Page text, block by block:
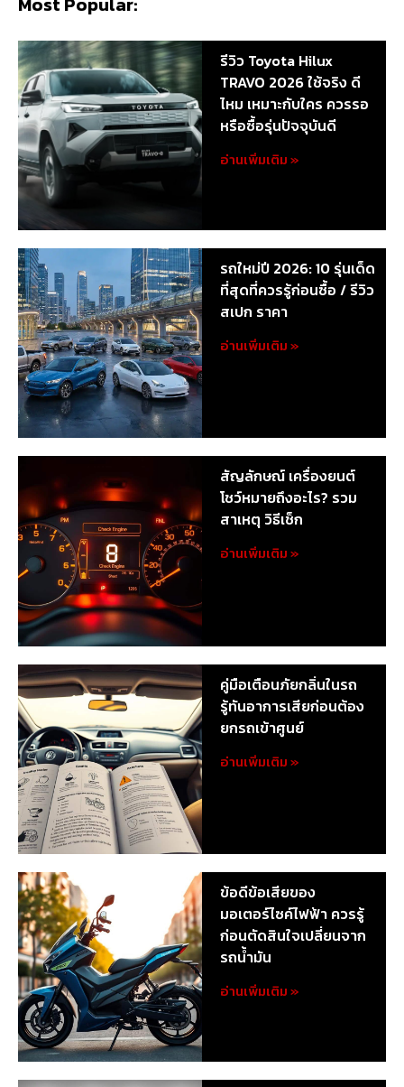
รีวิว Toyota Hilux
TRAVO 2026 ใช้จริง ดี
ไหม เหมาะกับใคร ควรรอ
หรือซื้อรุ่นปัจจุบันดี
อ่านเพิ่มเติม »
รถใหม่ปี 2026: 10 รุ่นเด็ด
ที่สุดที่ควรรู้ก่อนซื้อ / รีวิว
สเปก ราคา
อ่านเพิ่มเติม »
สัญลักษณ์ เครื่องยนต์
โชว์หมายถึงอะไร? รวม
สาเหตุ วิธีเช็ก
อ่านเพิ่มเติม »
คู่มือเตือนภัยกลิ่นในรถ
รู้ทันอาการเสียก่อนต้อง
ยกรถเข้าศูนย์
อ่านเพิ่มเติม »
ข้อดีข้อเสียของ
มอเตอร์ไซค์ไฟฟ้า ควรรู้
ก่อนตัดสินใจเปลี่ยนจาก
รถน้ำมัน
อ่านเพิ่มเติม »